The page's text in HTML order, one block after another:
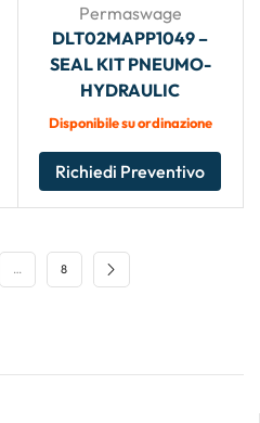
Permaswage
DLT02MAPP1049 –
SEAL KIT PNEUMO-
HYDRAULIC
Disponibile su ordinazione
Richiedi Preventivo
… 8